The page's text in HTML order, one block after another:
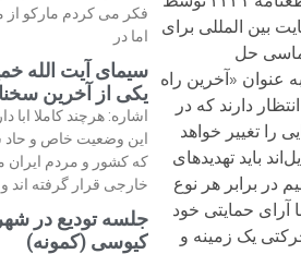
فکر می کردم مارکو از
اما در
سیمای آیت الله
یکی از آخرین
اشاره: هرچند کاملا ابا
این وضعیت خاص و حاد
که کشور و مردم ایران
خارجی قرار گرفته اند و
جلسه تودیع در
کیوسی (کمونه)